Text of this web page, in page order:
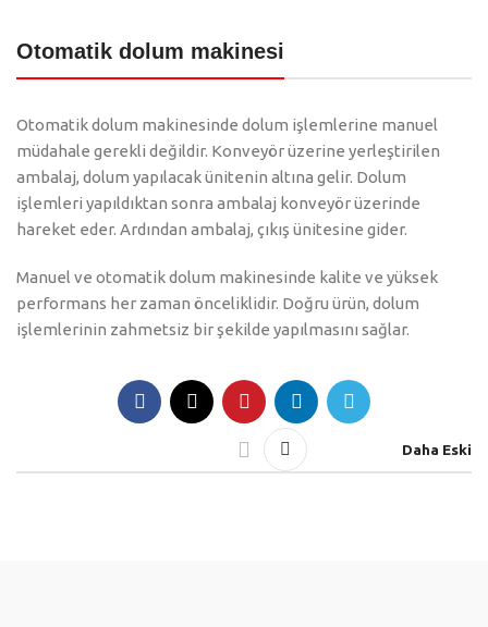
Otomatik dolum makinesi
Otomatik dolum makinesinde dolum işlemlerine manuel
müdahale gerekli değildir. Konveyör üzerine yerleştirilen
ambalaj, dolum yapılacak ünitenin altına gelir. Dolum
işlemleri yapıldıktan sonra ambalaj konveyör üzerinde
hareket eder. Ardından ambalaj, çıkış ünitesine gider.
Manuel ve otomatik dolum makinesinde kalite ve yüksek
performans her zaman önceliklidir. Doğru ürün, dolum
işlemlerinin zahmetsiz bir şekilde yapılmasını sağlar.
Daha Eski